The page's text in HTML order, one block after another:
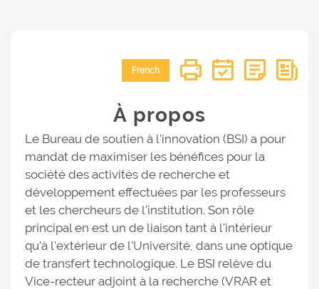
French
À propos
Le Bureau de soutien à l'innovation (BSI) a pour
mandat de maximiser les bénéfices pour la
société des activités de recherche et
développement effectuées par les professeurs
et les chercheurs de l'institution. Son rôle
principal en est un de liaison tant à l'intérieur
qu'à l'extérieur de l'Université, dans une optique
de transfert technologique. Le BSI relève du
Vice-recteur adjoint à la recherche (VRAR et